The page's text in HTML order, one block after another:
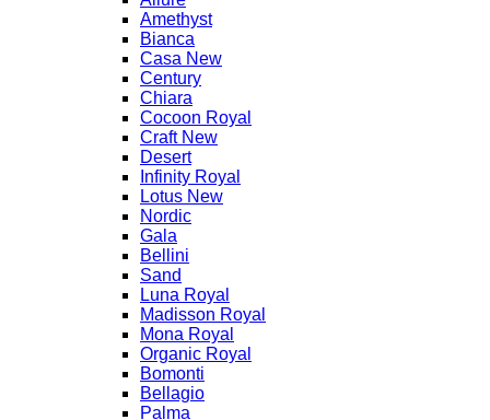
Amethyst
Bianca
Casa New
Century
Chiara
Cocoon Royal
Craft New
Desert
Infinity Royal
Lotus New
Nordic
Gala
Bellini
Sand
Luna Royal
Madisson Royal
Mona Royal
Organic Royal
Bomonti
Bellagio
Palma